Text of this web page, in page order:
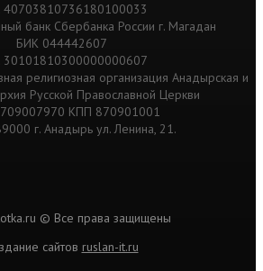
40703810736180100033
банк Сбербанка России г. Магадан
БИК 044442607
30101810300000000607
религиозная организация Анадырская и
Русской Православной Церкви
КПП 870901001
г. Анадырь ул. Ленина, 21.
© Все права защищены
сайтов ruslan-it.ru